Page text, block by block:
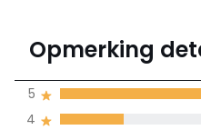
Opmerking
4
5